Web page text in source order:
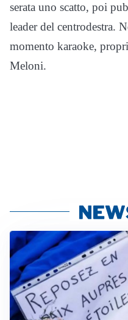
serata uno scatto, poi
leader del centrodestra.
momento karaoke,
Meloni.